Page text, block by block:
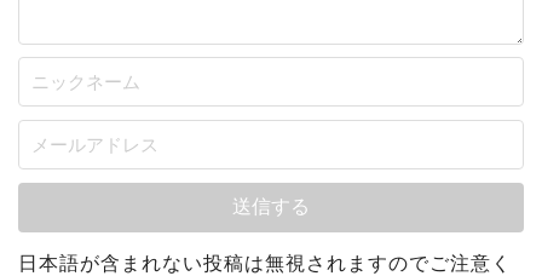
日本語が含まれない投稿は無視されますのでご注意く